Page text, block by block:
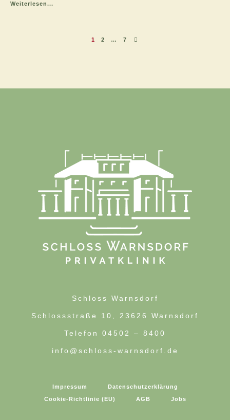
Weiterlesen...
1 2 … 7
Schloss Warnsdorf
Schlossstraße 10, 23626 Warnsdorf
Telefon 04502 – 8400
info@schloss-warnsdorf.de
Impressum
Datenschutzerklärung
Cookie-Richtlinie (EU)
AGB Jobs